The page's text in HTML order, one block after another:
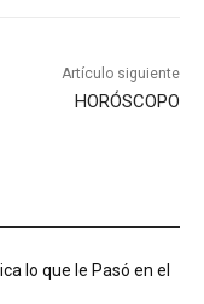
Artículo siguiente
HORÓSCOPO
lo que le Pasó en el